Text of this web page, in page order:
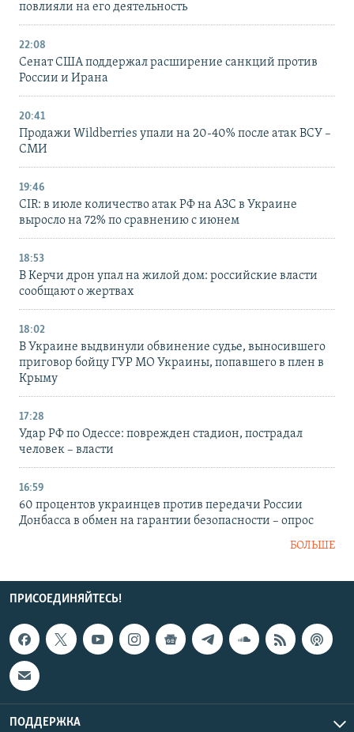
повлияли на его деятельность
22:08
Сенат США поддержал расширение санкций против
России и Ирана
20:41
Продажи Wildberries упали на 20-40% после атак ВСУ –
СМИ
19:46
CIR: в июле количество атак РФ на АЗС в Украине
выросло на 72% по сравнению с июнем
18:53
В Керчи дрон упал на жилой дом: российские власти
сообщают о жертвах
18:02
В Украине выдвинули обвинение судье, выносившего
приговор бойцу ГУР МО Украины, попавшего в плен в
Крыму
17:28
Удар РФ по Одессе: поврежден стадион, пострадал
человек – власти
16:59
60 процентов украинцев против передачи России
Донбасса в обмен на гарантии безопасности – опрос
БОЛЬШЕ
ПРИСОЕДИНЯЙТЕСЬ!
ПОДДЕРЖКА